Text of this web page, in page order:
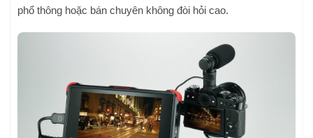
phổ thông hoặc bán chuyên không đòi hỏi cao.